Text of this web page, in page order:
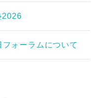
2026
ォーラムについて